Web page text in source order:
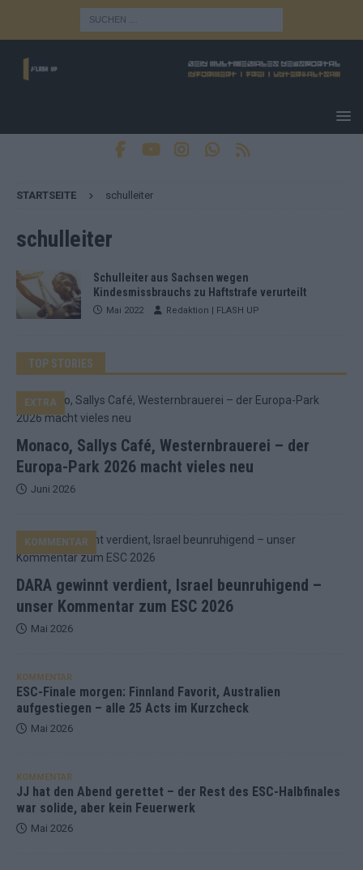
STARTSEITE schulleiter
schulleiter
Schulleiter aus Sachsen wegen
Kindesmissbrauchs zu Haftstrafe verurteilt
Mai 2022 Redaktion | FLASH UP
TOP STORIES
Monaco, Sallys Café, Westernbrauerei – der
Europa-Park 2026 macht vieles neu
EXTRA
Juni 2026
DARA gewinnt verdient, Israel beunruhigend –
unser Kommentar zum ESC 2026
KOMMENTAR
Mai 2026
KOMMENTAR
ESC-Finale morgen: Finnland Favorit, Australien
aufgestiegen – alle 25 Acts im Kurzcheck
Mai 2026
KOMMENTAR
JJ hat den Abend gerettet – der Rest des ESC-Halbfinales
war solide, aber kein Feuerwerk
Mai 2026